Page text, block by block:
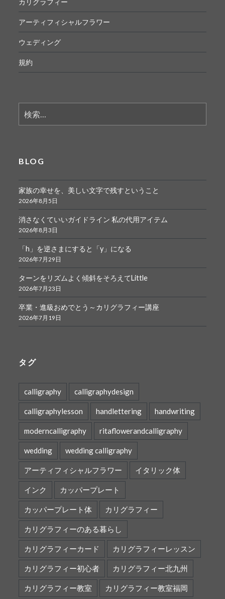
アーティフィシャルフラワー
ウェディング
規約
索:
BLOG
家族の幸せを、美しい文字で残すということ
2026年8月5日
消さなくていいガイドライン 私の代用アイテム
2026年8月3日
「h」を逆さまにすると「y」になる
2026年7月29日
ターンをリズムよく傾斜をそろえてLittle
2026年7月23日
卒業・進級おめでとう～カリグラフィー講座
2026年7月19日
タグ
calligraphy calligraphydesign
calligraphylesson handlettering handwriting
moderncalligraphy ritaflowerandcalligraphy
wedding wedding calligraphy
アーティフィシャルフラワー イタリック体
インク カッパープレート
カッパープレート体 カリグラフィー
カリグラフィーのある暮らし
カリグラフィーカード カリグラフィーレッスン
カリグラフィー初心者 カリグラフィー北九州
カリグラフィー教室 カリグラフィー教室福岡